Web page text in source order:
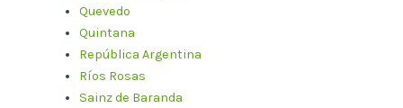
Quevedo
Quintana
República Argentina
Ríos Rosas
Sainz de Baranda